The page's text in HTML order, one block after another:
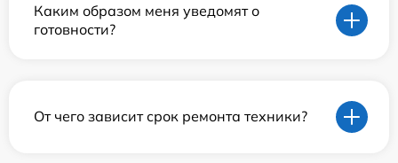
Каким образом меня уведомят о
готовности?
От чего зависит срок ремонта техники?